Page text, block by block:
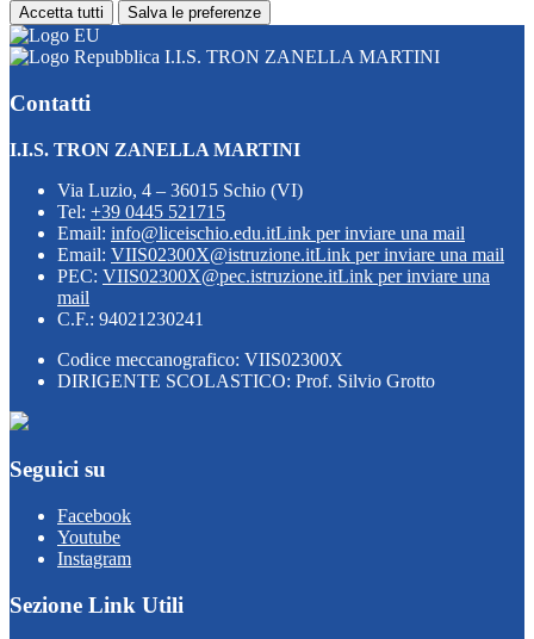
Accetta tutti Salva le preferenze
I.I.S. TRON ZANELLA MARTINI
Contatti
I.I.S. TRON ZANELLA MARTINI
Via Luzio, 4 – 36015 Schio (VI)
Tel: +39 0445 521715
Email: info@liceischio.edu.itLink per inviare una mail
Email: VIIS02300X@istruzione.itLink per inviare una mail
PEC: VIIS02300X@pec.istruzione.itLink per inviare una
mail
C.F.: 94021230241
Codice meccanografico: VIIS02300X
DIRIGENTE SCOLASTICO: Prof. Silvio Grotto
Seguici su
Facebook
Youtube
Instagram
Sezione Link Utili